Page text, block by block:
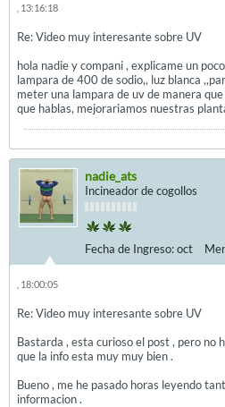
, 13:16:18
Re: Video muy interesante sobre UV
hola nadie y compani , explicame un
lampara de 400 de sodio,, luz blanca
meter una lampara de uv de manera
que hablas, mejorariamos nuestras
nadie_ats
Incineador de cogollos
Fecha de Ingreso:oct
, 18:00:05
Re: Video muy interesante sobre UV
Bastarda , esta curioso el post , pero no
que la info esta muy muy bien .
Bueno , me he pasado horas leyendo
informacion .